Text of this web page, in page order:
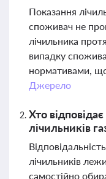
Показання
споживач не
лічильника
випадку
нормативами,
Джерело
Хто
лічильників
лічильників
самостійно